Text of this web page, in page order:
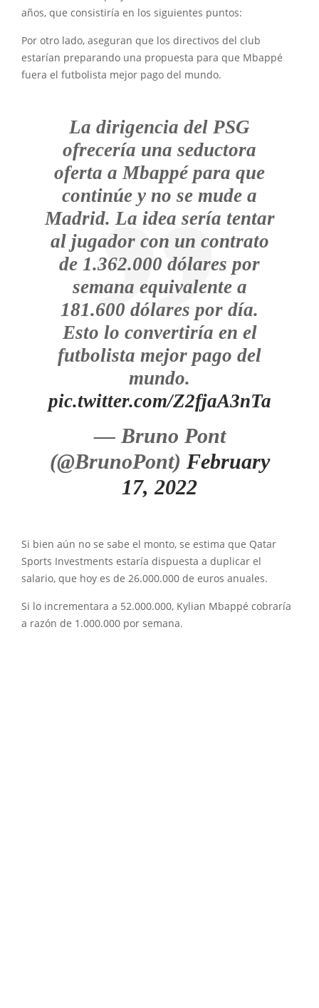
años, que consistiría en los siguientes puntos:
Por otro lado, aseguran que los directivos del club
estarían preparando una propuesta para que Mbappé
fuera el futbolista mejor pago del mundo.
La dirigencia del PSG
ofrecería una seductora
oferta a Mbappé para que
continúe y no se mude a
Madrid. La idea sería tentar
al jugador con un contrato
de 1.362.000 dólares por
semana equivalente a
181.600 dólares por día.
Esto lo convertiría en el
futbolista mejor pago del
mundo.
pic.twitter.com/Z2fjaA3nTa
— Bruno Pont
(@BrunoPont) February
17, 2022
Si bien aún no se sabe el monto, se estima que Qatar
Sports Investments estaría dispuesta a duplicar el
salario, que hoy es de 26.000.000 de euros anuales.
Si lo incrementara a 52.000.000, Kylian Mbappé cobraría
a razón de 1.000.000 por semana.